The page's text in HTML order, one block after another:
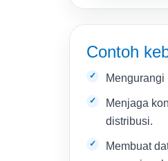
Contoh
Menjaga
distribusi.
Membuat